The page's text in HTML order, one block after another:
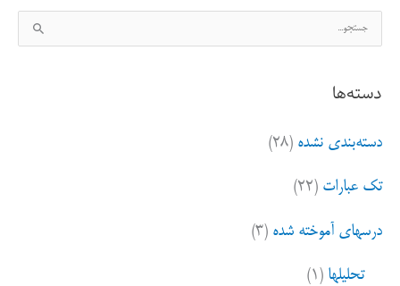
س
ج
ب
ا
دسته‌ها
دسته‌بندی نشده (۲۸)
تک عبارات (۲۲)
درسهای آموخته شده (۳)
تحلیلها (۱)